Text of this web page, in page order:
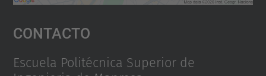
Aceptar
powered by
Contacto
Escuela Politécnica Superior de